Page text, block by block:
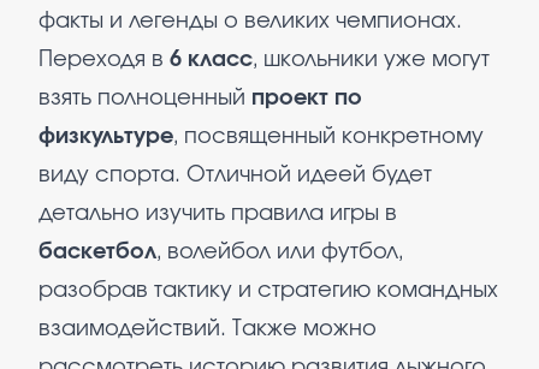
факты и легенды о великих чемпионах.
Переходя в 6 класс, школьники уже могут
взять полноценный проект по
физкультуре, посвященный конкретному
виду спорта. Отличной идеей будет
детально изучить правила игры в
баскетбол, волейбол или футбол,
разобрав тактику и стратегию командных
взаимодействий. Также можно